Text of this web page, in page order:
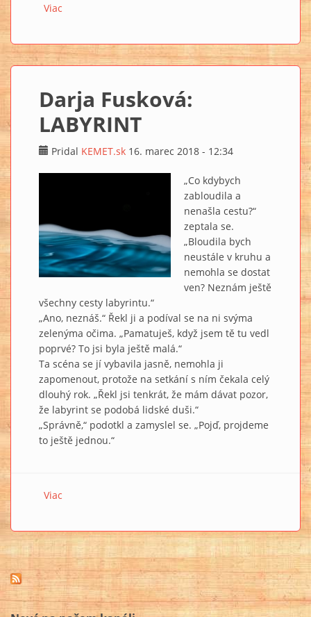
Viac
Darja Fusková:
LABYRINT
Pridal KEMET.sk 16. marec 2018 - 12:34
„Co kdybych
zabloudila a
nenašla cestu?“
zeptala se.
„Bloudila bych
neustále v kruhu a
nemohla se dostat
ven? Neznám ještě
všechny cesty labyrintu.“
„Ano, neznáš.“ Řekl ji a podíval se na ni svýma
zelenýma očima. „Pamatuješ, když jsem tě tu vedl
poprvé? To jsi byla ještě malá.“
Ta scéna se jí vybavila jasně, nemohla ji
zapomenout, protože na setkání s ním čekala celý
dlouhý rok. „Řekl jsi tenkrát, že mám dávat pozor,
že labyrint se podobá lidské duši.“
„Správně,“ podotkl a zamyslel se. „Pojď, projdeme
to ještě jednou.“
Viac